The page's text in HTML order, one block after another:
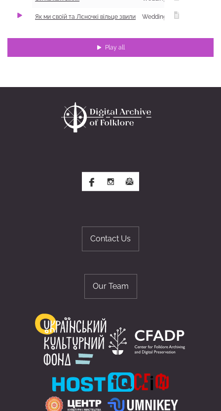
Як ми своїй та Лєночкі вільце звили Wedding
Play all
Contact Us
Our Team